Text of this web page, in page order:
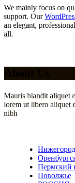
We mainly focus on
support. Our
an elegant,
all.
Mauris blandit aliquet
lorem ut libero aliquet
nibh
Пермский
Поволжье